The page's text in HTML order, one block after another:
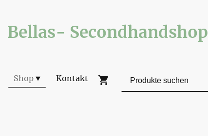
Bellas- Secondhandshop
Shop Kontakt